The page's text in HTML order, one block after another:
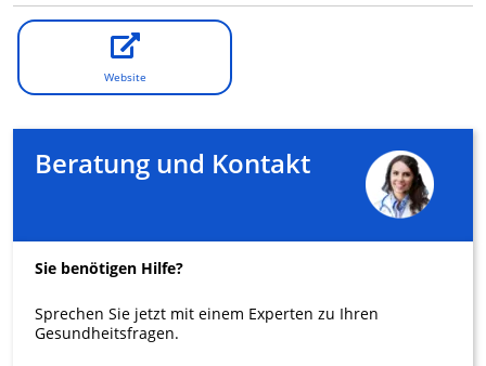
Website
Beratung und Kontakt
Sie benötigen Hilfe?
Sprechen Sie jetzt mit einem Experten zu Ihren
Gesundheitsfragen.